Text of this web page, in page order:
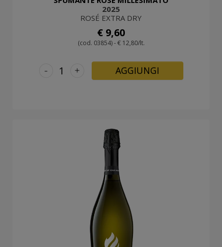
2025
ROSÉ EXTRA DRY
€ 9,60
(cod. 03854) - € 12,80/lt.
+
- AGGIUNGI